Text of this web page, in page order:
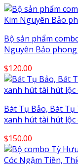
Bộ sản phẩm
Nguyên Bảo
$120.00
Bát Tụ Bảo, Bát Tụ
xanh hút tài hút lộc
$150.00